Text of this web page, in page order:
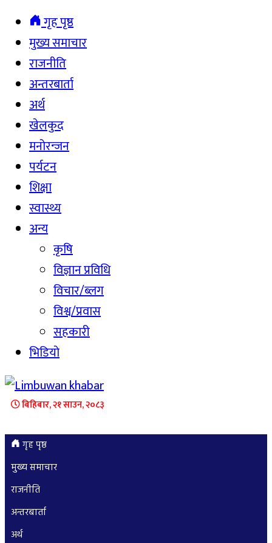
गृह पृष्ठ
मुख्य समाचार
राजनीति
अन्तरबार्ता
अर्थ
खेलकुद
मनोरन्जन
पर्यटन
शिक्षा
स्वास्थ्य
अन्य
कृषि
विज्ञान प्रविधि
विचार/ब्लग
विश्व/प्रवास
सहकारी
भिडियो
बिहिबार, २१ साउन, २०८३
गृह पृष्ठ
मुख्य समाचार
राजनीति
अन्तरबार्ता
अर्थ